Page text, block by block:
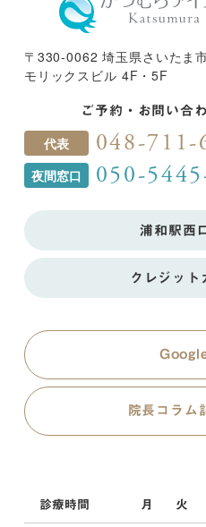
〒330-0062 埼玉県さいたま
モリックスビル 4F・5F
ご予約・お問い合
代表 048-711-
夜間窓口 050-
浦和駅西
クレジット
院長コラム
診療時間 月 火